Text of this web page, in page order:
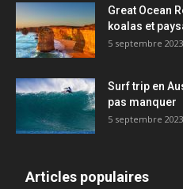
Great Ocean
koalas et
5 septembre 2023
Surf trip en
pas manquer
5 septembre 2023
Articles populaires